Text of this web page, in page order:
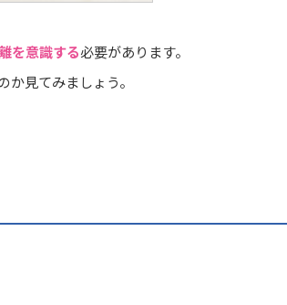
を意識する必要があります。
見てみましょう。